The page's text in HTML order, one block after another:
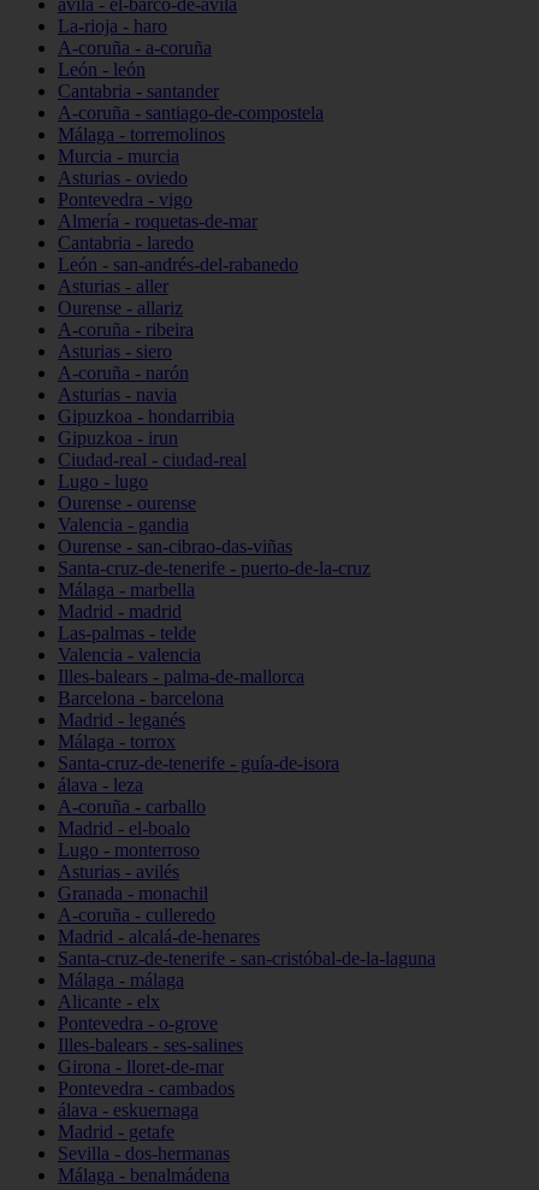
ávila - el-barco-de-ávila
La-rioja - haro
A-coruña - a-coruña
León - león
Cantabria - santander
A-coruña - santiago-de-compostela
Málaga - torremolinos
Murcia - murcia
Asturias - oviedo
Pontevedra - vigo
Almería - roquetas-de-mar
Cantabria - laredo
León - san-andrés-del-rabanedo
Asturias - aller
Ourense - allariz
A-coruña - ribeira
Asturias - siero
A-coruña - narón
Asturias - navia
Gipuzkoa - hondarribia
Gipuzkoa - irun
Ciudad-real - ciudad-real
Lugo - lugo
Ourense - ourense
Valencia - gandia
Ourense - san-cibrao-das-viñas
Santa-cruz-de-tenerife - puerto-de-la-cruz
Málaga - marbella
Madrid - madrid
Las-palmas - telde
Valencia - valencia
Illes-balears - palma-de-mallorca
Barcelona - barcelona
Madrid - leganés
Málaga - torrox
Santa-cruz-de-tenerife - guía-de-isora
álava - leza
A-coruña - carballo
Madrid - el-boalo
Lugo - monterroso
Asturias - avilés
Granada - monachil
A-coruña - culleredo
Madrid - alcalá-de-henares
Santa-cruz-de-tenerife - san-cristóbal-de-la-laguna
Málaga - málaga
Alicante - elx
Pontevedra - o-grove
Illes-balears - ses-salines
Girona - lloret-de-mar
Pontevedra - cambados
álava - eskuernaga
Madrid - getafe
Sevilla - dos-hermanas
Málaga - benalmádena